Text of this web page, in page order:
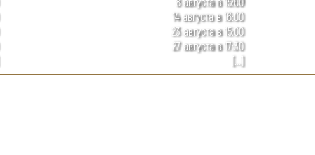
14 августа в 16:00
23 августа в 15:00
27 августа в 17:30
[...]